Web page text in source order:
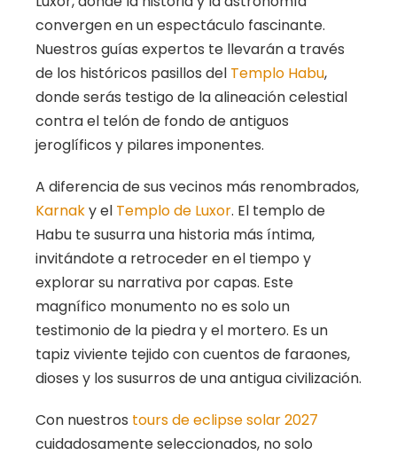
convergen en un espectáculo fascinante.
Nuestros guías expertos te llevarán a través
de los históricos pasillos del Templo Habu,
donde serás testigo de la alineación celestial
contra el telón de fondo de antiguos
jeroglíficos y pilares imponentes.
A diferencia de sus vecinos más renombrados,
Karnaky el Templo de Luxor. El templo de
Habu te susurra una historia más íntima,
invitándote a retroceder en el tiempo y
explorar su narrativa por capas. Este
magnífico monumento no es solo un
testimonio de la piedra y el mortero. Es un
tapiz viviente tejido con cuentos de faraones,
dioses y los susurros de una antigua civilización.
Con nuestros tours de eclipse solar 2027
cuidadosamente seleccionados, no solo